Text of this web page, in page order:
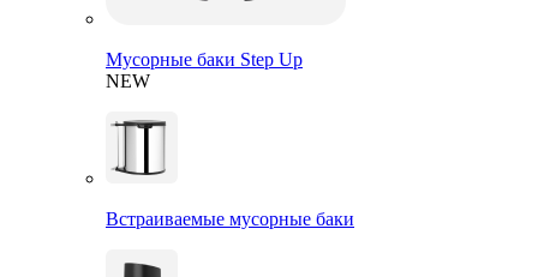
Мусорные баки Step Up
NEW
Встраиваемые мусорные баки